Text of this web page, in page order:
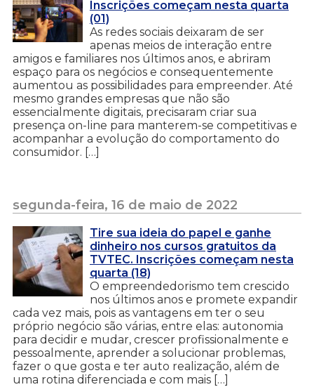
Inscrições começam nesta quarta
(01)
As redes sociais deixaram de ser
apenas meios de interação entre
amigos e familiares nos últimos anos, e abriram
espaço para os negócios e consequentemente
aumentou as possibilidades para empreender. Até
mesmo grandes empresas que não são
essencialmente digitais, precisaram criar sua
presença on-line para manterem-se competitivas e
acompanhar a evolução do comportamento do
consumidor. […]
segunda-feira, 16 de maio de 2022
Tire sua ideia do papel e ganhe
dinheiro nos cursos gratuitos da
TVTEC. Inscrições começam nesta
quarta (18)
O empreendedorismo tem crescido
nos últimos anos e promete expandir
cada vez mais, pois as vantagens em ter o seu
próprio negócio são várias, entre elas: autonomia
para decidir e mudar, crescer profissionalmente e
pessoalmente, aprender a solucionar problemas,
fazer o que gosta e ter auto realização, além de
uma rotina diferenciada e com mais […]